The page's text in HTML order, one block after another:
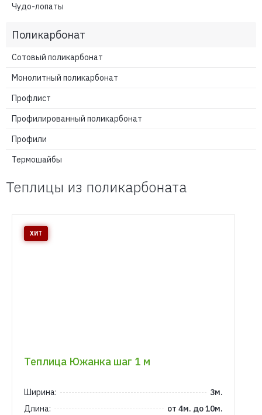
Чудо-лопаты
Поликарбонат
Сотовый поликарбонат
Монолитный поликарбонат
Профлист
Профилированный поликарбонат
Профили
Термошайбы
Теплицы из поликарбоната
Теплица Южанка шаг 1 м
Ширина:
3м.
Длина:
от 4м. до 10м.